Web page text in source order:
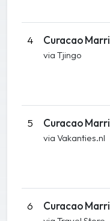
4 Curacao
via Tjingo
5 Curacao
via Vakanties.nl
6 Curacao